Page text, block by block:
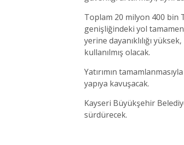
Toplam 20 milyon 400 bin
genişliğindeki yol
yerine dayanıklılığı
kullanılmış olacak.
Yatırımın
yapıya kavuşacak.
Kayseri Büyükşehir
sürdürecek.